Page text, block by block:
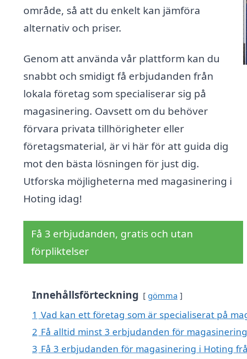
område, så att du enkelt kan jämföra
alternativ och priser.
Genom att använda vår plattform kan du
snabbt och smidigt få erbjudanden från
lokala företag som specialiserar sig på
magasinering. Oavsett om du behöver
förvara privata tillhörigheter eller
företagsmaterial, är vi här för att guida dig
mot den bästa lösningen för just dig.
Utforska möjligheterna med magasinering i
Hoting idag!
Få 3 erbjudanden, gratis och utan
förpliktelser
Innehållsförteckning gömma
1 Vad kan ett företag som är specialiserat på
2 Få alltid minst 3 erbjudanden för
3 Få 3 erbjudanden för magasinering i Hoting